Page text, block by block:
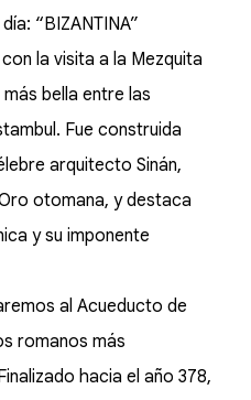
“BIZANTINA”
la visita a la Mezquita
bella entre las
Fue construida
arquitecto Sinán,
otomana, y destaca
y su imponente
al Acueducto de
romanos más
hacia el año 378,